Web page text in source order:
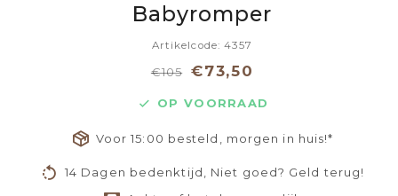
Babyromper
Artikelcode: 4357
€105 €73,50
OP VOORRAAD
Voor 15:00 besteld, morgen in huis!*
14 Dagen bedenktijd, Niet goed? Geld terug!